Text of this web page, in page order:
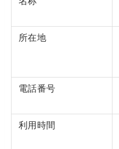
所在地
電話番号
利用時間